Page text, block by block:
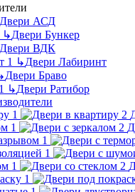
Двери АСД
↳Двери Бункер
Двери ВДК
↳Двери Лабиринт
Двери Браво
↳Двери Ратибор